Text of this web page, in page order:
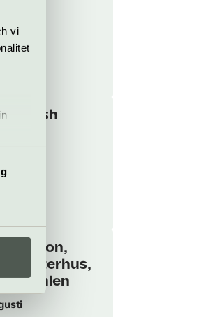
vi
Cornish
Stetson,
Westerhus,
Dahlen